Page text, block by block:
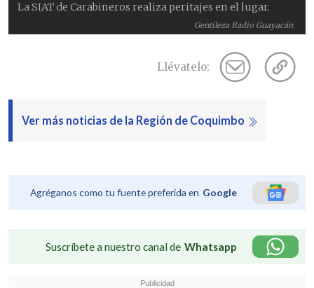
Gentileza Radio Guayacán
La SIAT de Carabineros realiza peritajes en el lugar.
Llévatelo:
Ver más noticias de la Región de Coquimbo
Agréganos como tu fuente preferida en Google
Suscríbete a nuestro canal de Whatsapp